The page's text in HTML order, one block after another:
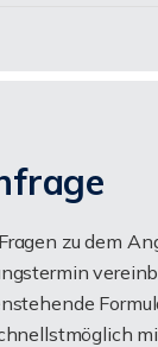
zu dem